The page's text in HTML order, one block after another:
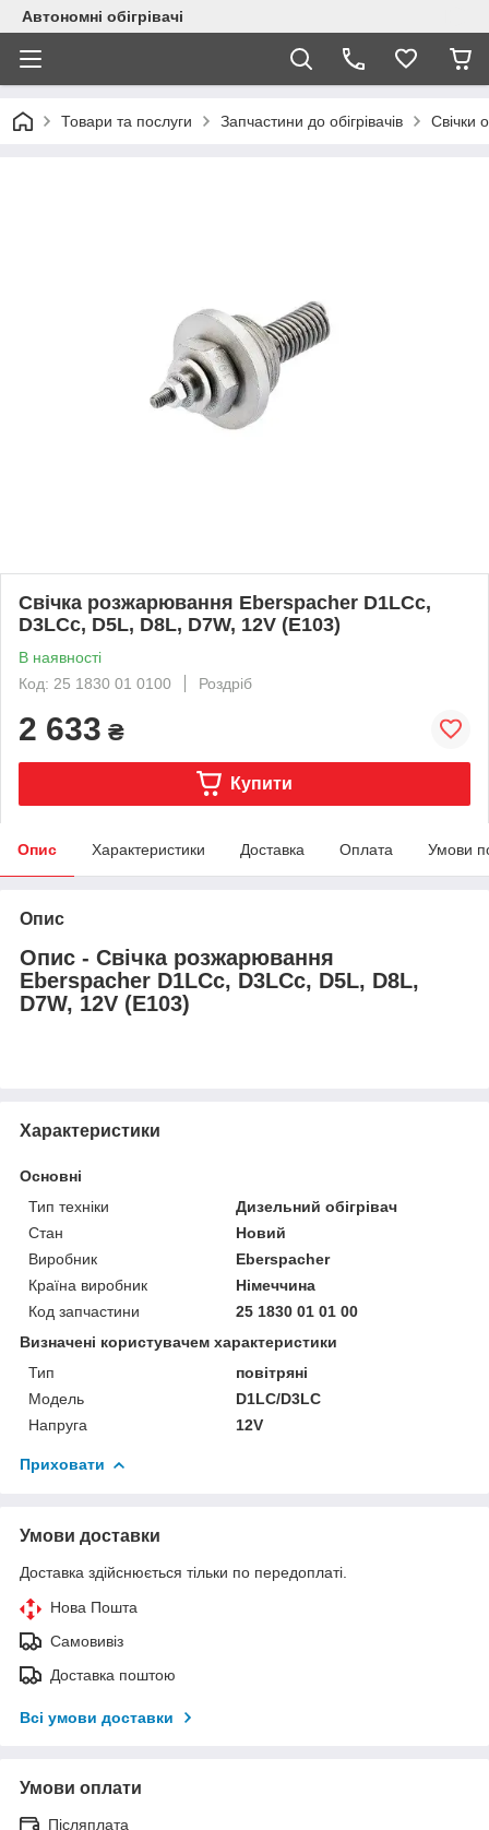
Автономні обігрівачі
Товари та послуги Запчастини до обігрівачів Свічки
Свічка розжарювання Eberspacher D1LCc,
D3LCc, D5L, D8L, D7W, 12V (E103)
В наявності
Код: 25 1830 01 0100
Роздріб
2 633 ₴
Купити
Опис Характеристики Доставка Оплата Умови
Опис
Опис - Свічка розжарювання
Eberspacher D1LCc, D3LCc, D5L, D8L,
D7W, 12V (E103)
Характеристики
Основні
Тип техніки
Дизельний обігрівач
Стан
Новий
Виробник
Eberspacher
Країна виробник
Німеччина
Код запчастини
25 1830 01 01 00
Визначені користувачем характеристики
Тип
повітряні
Мoдель
D1LC/D3LC
Напруга
12V
Приховати
Умови доставки
Доставка здійснюється тільки по передоплаті.
Нова Пошта
Самовивіз
Доставка поштою
Всі умови доставки
Умови оплати
Післяплата